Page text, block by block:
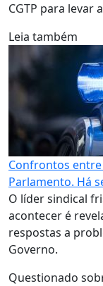
CGTP para levar
Leia também
Confrontos
Parlamento. Há
O líder sindical
acontecer é
respostas a
Governo.
Questionado